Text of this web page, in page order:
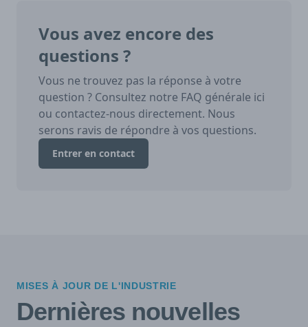
Vous avez encore des
questions ?
Vous ne trouvez pas la réponse à votre
question ? Consultez notre FAQ générale ici
ou contactez-nous directement. Nous
serons ravis de répondre à vos questions.
Entrer en contact
MISES À JOUR DE L'INDUSTRIE
Dernières nouvelles